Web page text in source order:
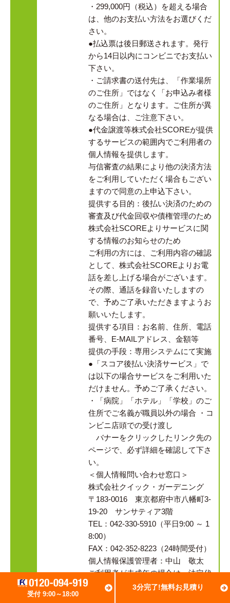
受付 9:00～18:00
3分完了!無料お見積り
・299,000円（税込）を超える場合
は、他のお支払い方法をお選びくだ
さい。
●払込票は後日郵送されます。発行
から14日以内にコンビニでお支払い
下さい。
・ご請求書の送付先は、「作業場所
のご住所」ではなく「お申込み者様
のご住所」となります。ご住所が異
なる場合は、ご注意下さい。
●代金譲渡等株式会社SCOREが提供
するサービスの範囲内でご利用者の
個人情報を提供します。
与信審査の結果により他の決済方法
をご利用していただく場合もござい
ますので同意の上申込下さい。
提供する目的：後払い決済のための
審査及び代金回収や債権管理のため
株式会社SCOREよりサービスに関
する情報のお知らせのため
ご利用の方には、ご利用内容の確認
として、株式会社SCOREよりお電
話を差し上げる場合がございます。
その際、通話を録音いたしますの
で、予めご了承いただきますようお
願いいたします。
提供する項目：お名前、住所、電話
番号、E-MAILアドレス、金額等
提供の手段：専用システムにて実施
●「スコア後払い決済サービス」で
は以下の場合サービスをご利用いた
だけません。予めご了承ください。
・「病院」「ホテル」「学校」のご
住所でご名義が職員以外の場合 ・コ
ンビニ店頭での受け渡し
バナーをクリックしたリンク先の
ページで、必ず詳細を確認して下さ
い。
＜個人情報問い合わせ窓口＞
株式会社クイック・ガーデニング
〒183-0016 東京都府中市八幡町3-
19-20 サンサティア3階
TEL：042-330-5910（平日9:00 ～ 1
8:00）
FAX：042-352-8223（24時間受付）
個人情報保護管理者：中山 敬太
ご利用者が未成年の場合は、法定代
理人の利用同意を得てご利用くださ